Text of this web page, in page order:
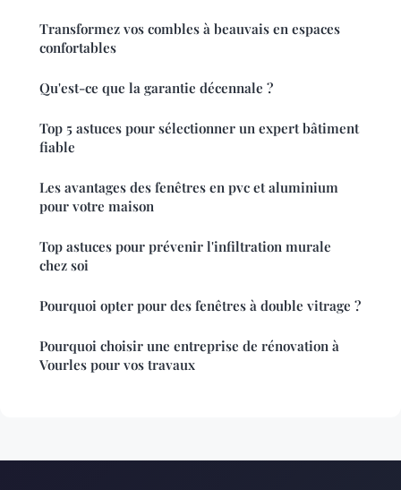
Transformez vos combles à beauvais en espaces
confortables
Qu'est-ce que la garantie décennale ?
Top 5 astuces pour sélectionner un expert bâtiment
fiable
Les avantages des fenêtres en pvc et aluminium
pour votre maison
Top astuces pour prévenir l'infiltration murale
chez soi
Pourquoi opter pour des fenêtres à double vitrage ?
Pourquoi choisir une entreprise de rénovation à
Vourles pour vos travaux